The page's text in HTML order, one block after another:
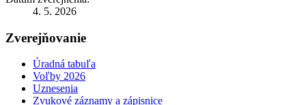
4. 5. 2026
Zverejňovanie
Úradná tabuľa
Voľby 2026
Uznesenia
Zvukové záznamy a zápisnice